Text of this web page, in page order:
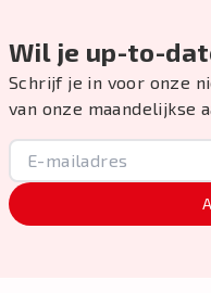
Wil je up-to-
Schrijf je in voor onze
van onze maandelijkse